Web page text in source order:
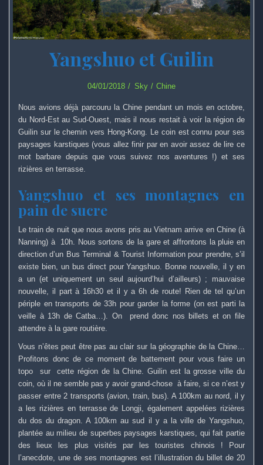
Yangshuo et Guilin
04/01/2018 Sky Chine
Nous avions déjà parcouru la Chine pendant un mois en octobre,
du Nord-Est au Sud-Ouest, mais il nous restait à voir la région de
Guilin sur le chemin vers Hong-Kong. Le coin est connu pour ses
paysages karstiques (vous allez finir par en avoir assez de lire ce
mot barbare depuis que vous suivez nos aventures !) et ses
rizières en terrasse.
Yangshuo et ses montagnes en
pain de sucre
Le train de nuit que nous avons pris au Vietnam arrive en Chine (à
Nanning) à 10h. Nous sortons de la gare et affrontons la pluie en
direction d’un Bus Terminal & Tourist Information pour prendre, s’il
existe bien, un bus direct pour Yangshuo. Bonne nouvelle, il y en
a un (et uniquement un seul aujourd’hui d’ailleurs) ; mauvaise
nouvelle, il part à 16h30 et il y a 6h de route! Rien de tel qu’un
périple en transports de 33h pour garder la forme (on est parti la
veille à 13h de Catba…). On prend donc nos billets et on file
attendre à la gare routière.
Vous n’êtes peut être pas au clair sur la géographie de la Chine…
Profitons donc de ce moment de battement pour vous faire un
topo sur cette région de la Chine. Guilin est la grosse ville du
coin, où il ne semble pas y avoir grand-chose à faire, si ce n’est y
passer entre 2 transports (avion, train, bus). A 100km au nord, il y
a les rizières en terrasse de Longji, également appelées rizières
du dos du dragon. A 100km au sud il y a la ville de Yangshuo,
plantée au milieu de superbes paysages karstiques, qui fait partie
des lieux les plus visités par les touristes chinois ! Pour
l’anecdote, une de ses montagnes est l’illustration du billet de 20